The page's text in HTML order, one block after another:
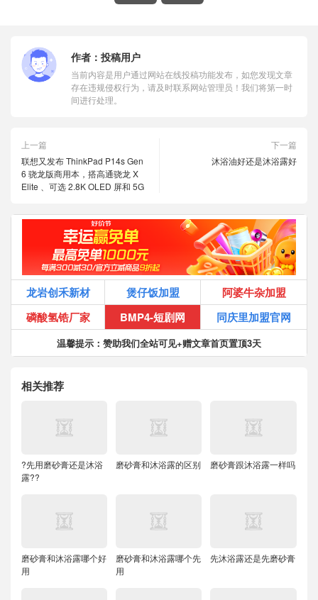
作者： 投稿用户
当前内容是用户通过网站在线投稿功能发布，如您发现文章
存在违规侵权行为，请及时联系网站管理员！我们将第一时
间进行处理。
上一篇
联想又发布 ThinkPad P14s Gen
6 骁龙版商用本，搭高通骁龙 X
Elite 、可选 2.8K OLED 屏和 5G
下一篇
沐浴油好还是沐浴露好
龙岩创禾新材 煲仔饭加盟
阿婆牛杂加盟
磷酸氢锆厂家
BMP4-短剧网 同庆里加盟官网
温馨提示：赞助我们全站可见+赠文章首页置顶3天
相关推荐
?先用磨砂膏还是沐浴
露??
磨砂膏和沐浴露的区别 磨砂膏跟沐浴露一样吗
磨砂膏和沐浴露哪个好
用
磨砂膏和沐浴露哪个先
用
先沐浴露还是先磨砂膏